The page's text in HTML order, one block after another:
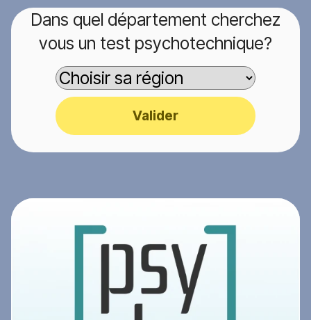
Dans quel département cherchez
vous un test psychotechnique?
Valider